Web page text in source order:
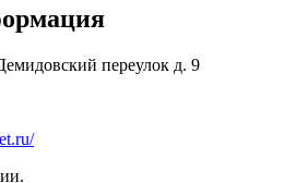
переулок д. 9